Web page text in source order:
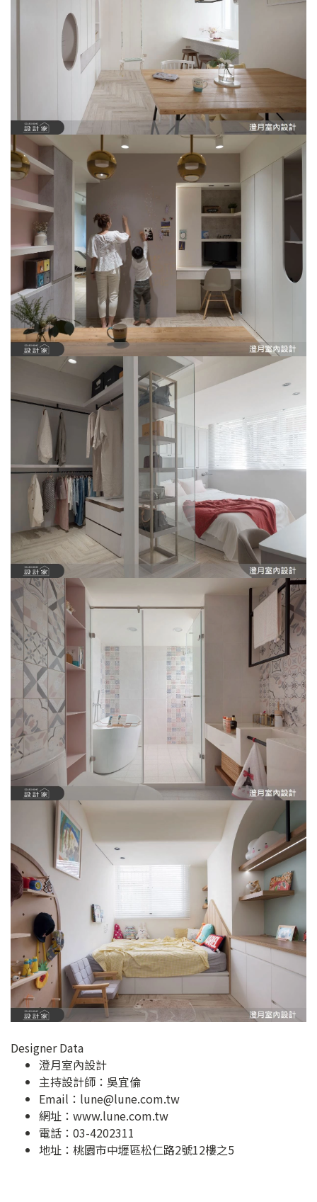
Designer Data
澄月室內設計
主持設計師：吳宜倫
Email： lune@lune.com.tw
網址： www.lune.com.tw
電話：03-4202311
地址： 桃園市中壢區松仁路2號12樓之5